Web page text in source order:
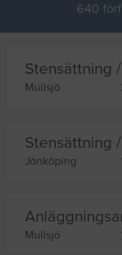
640
Stensättning
Mullsjö
Stensättning
Jönköping
Mullsjö